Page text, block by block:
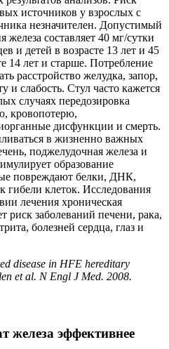
источников у взрослых с
незначителен. Допустимый
железа составляет 40 мг/сутки
и детей в возрасте 13 лет и 45
14 лет и старше. Потребление
расстройство желудка, запор,
и слабость. Стул часто кажется
случаях передозировка
кровопотерю,
дисфункции и смерть.
в жизненно важных
поджелудочная железа и
образование
повреждают белки, ДНК,
гибели клеток. Исследования
лечения хроническая
риск заболеваний печени, рака,
болезней сердца, глаз и
disease in HFE hereditary
et al. N Engl J Med. 2008.
железа эффективнее